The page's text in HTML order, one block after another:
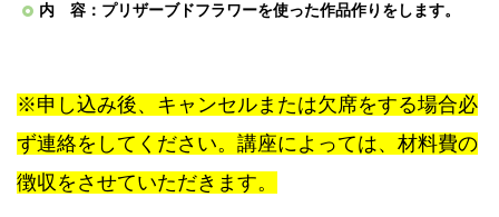
内 容：プリザーブドフラワーを使った作品作りをします。
※申し込み後、キャンセルまたは欠席をする場合必
ず連絡をしてください。講座によっては、材料費の
徴収をさせていただきます。